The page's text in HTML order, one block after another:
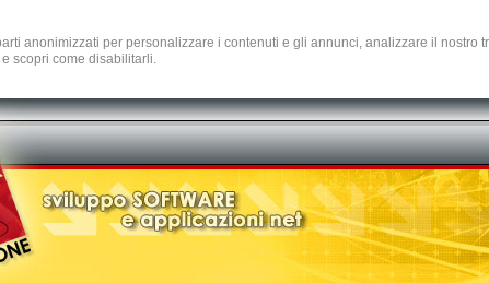
anonimizzati per personalizzare i contenuti e gli annunci, analizzare il nostro
e scopri come disabilitarli.